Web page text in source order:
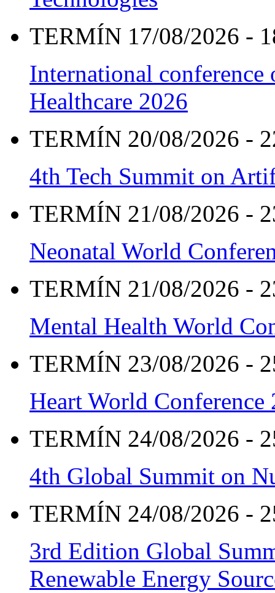
TERMÍN 17/08/2026 -
International
Healthcare 2026
TERMÍN 20/08/2026 -
4th Tech Summit on
TERMÍN 21/08/2026 -
Neonatal World
TERMÍN 21/08/2026 -
Mental Health World
TERMÍN 23/08/2026 -
Heart World Conference
TERMÍN 24/08/2026 -
4th Global Summit on
TERMÍN 24/08/2026 -
3rd Edition Global
Renewable Energy